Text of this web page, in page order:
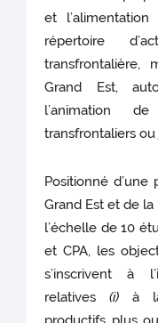
et
répertoire
Grand Est,
l’animation de
transfrontaliers
Positionné
Grand Est et de la
l’échelle de 10
et CPA, les
s’inscrivent à
relatives (i)à la